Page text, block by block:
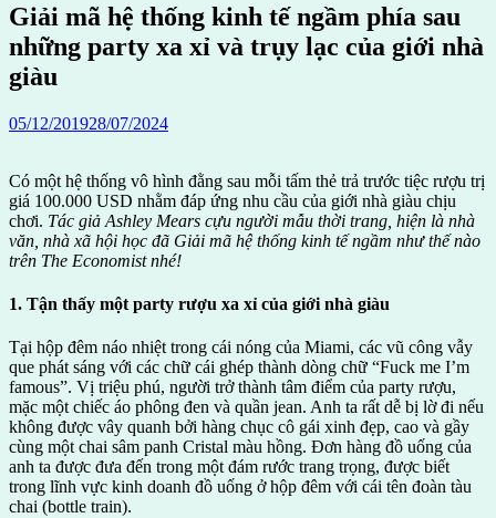
Giải mã hệ thống kinh tế ngầm phía sau
những party xa xỉ và trụy lạc của giới nhà
giàu
05/12/201928/07/2024
Có một hệ thống vô hình đằng sau mỗi tấm thẻ trả trước tiệc rượu trị
giá 100.000 USD nhằm đáp ứng nhu cầu của giới nhà giàu chịu
chơi. Tác giả Ashley Mears cựu người mẫu thời trang, hiện là nhà
văn, nhà xã hội học đã Giải mã hệ thống kinh tế ngầm như thế nào
trên The Economist nhé!
1. Tận thấy một party rượu xa xỉ của giới nhà giàu
Tại hộp đêm náo nhiệt trong cái nóng của Miami, các vũ công vẫy
que phát sáng với các chữ cái ghép thành dòng chữ “Fuck me I’m
famous”. Vị triệu phú, người trở thành tâm điểm của party rượu,
mặc một chiếc áo phông đen và quần jean. Anh ta rất dễ bị lờ đi nếu
không được vây quanh bởi hàng chục cô gái xinh đẹp, cao và gầy
cùng một chai sâm panh Cristal màu hồng. Đơn hàng đồ uống của
anh ta được đưa đến trong một đám rước trang trọng, được biết
trong lĩnh vực kinh doanh đồ uống ở hộp đêm với cái tên đoàn tàu
chai (bottle train).